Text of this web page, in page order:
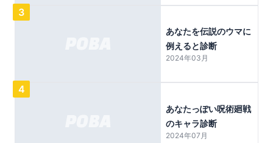
3
あなたを伝説のウマに
例えると診断
2024年03月
4
あなたっぽい呪術廻戦
のキャラ診断
2024年07月